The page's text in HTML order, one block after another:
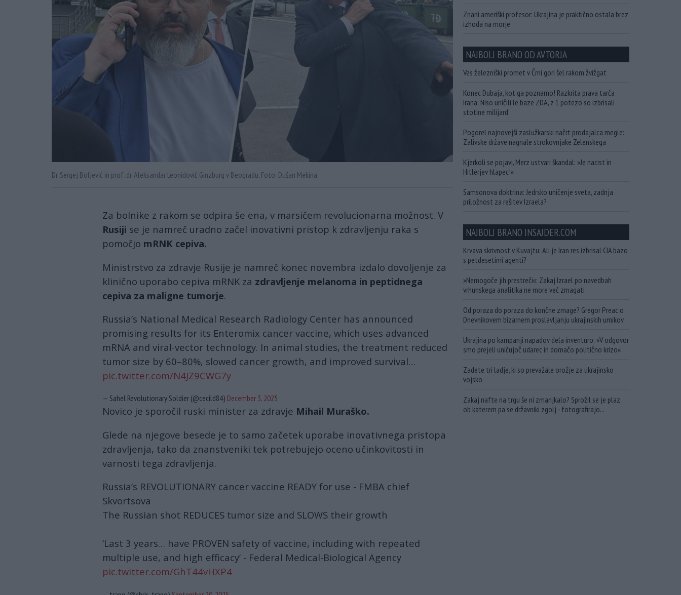
Dr. Sergej Boljević in prof. dr. Aleksandar Leonidovič Ginzburg v Beogradu. Foto: Dušan Mekina
Za bolnike z rakom se odpira še ena, v marsičem revolucionarna možnost. V
Rusiji se je namreč uradno začel inovativni pristop k zdravljenju raka s
pomočjo mRNK cepiva.
Ministrstvo za zdravje Rusije je namreč konec novembra izdalo dovoljenje za
klinično uporabo cepiva mRNK za zdravljenje melanoma in peptidnega
cepiva za maligne tumorje.
Russia’s National Medical Research Radiology Center has announced
promising results for its Enteromix cancer vaccine, which uses advanced
mRNA and viral-vector technology. In animal studies, the treatment reduced
tumor size by 60–80%, slowed cancer growth, and improved survival…
pic.twitter.com/N4JZ9CWG7y
— Sahel Revolutionary Soldier (@cecild84) December 3, 2025
Novico je sporočil ruski minister za zdravje Mihail Muraško.
Glede na njegove besede je to samo začetek uporabe inovativnega pristopa
zdravljenja, tako da znanstveniki tek potrebujejo oceno učinkovitosti in
varnosti tega zdravljenja.
Russia’s REVOLUTIONARY cancer vaccine READY for use - FMBA chief
Skvortsova
The Russian shot REDUCES tumor size and SLOWS their growth
‘Last 3 years… have PROVEN safety of vaccine, including with repeated
multiple use, and high efficacy’ - Federal Medical-Biological Agency
pic.twitter.com/GhT44vHXP4
Znani ameriški profesor: Ukrajina je praktično ostala brez
izhoda na morje
NAJBOLJ BRANO OD AVTORJA
Ves železniški promet v Črni gori šel rakom žvižgat
Konec Dubaja, kot ga poznamo! Razkrita prava tarča
Irana: Niso uničili le baze ZDA, z 1 potezo so izbrisali
stotine milijard
Pogorel najnovejši zaslužkarski načrt prodajalca megle:
Zalivske države nagnale strokovnjake Zelenskega
Kjerkoli se pojavi, Merz ustvari škandal: »Je nacist in
Hitlerjev hlapec!«
Samsonova doktrina: Jedrsko uničenje sveta, zadnja
priložnost za rešitev Izraela?
NAJBOLJ BRANO INSAJDER.COM
Krvava skrivnost v Kuvajtu: Ali je Iran res izbrisal CIA bazo
s petdesetimi agenti?
»Nemogoče jih prestreči«: Zakaj Izrael po navedbah
vrhunskega analitika ne more več zmagati
Od poraza do poraza do končne zmage? Gregor Preac o
Dnevnikovem bizarnem proslavljanju ukrajinskih umikov
Ukrajina po kampanji napadov dela inventuro: »V odgovor
smo prejeli uničujoč udarec in domačo politično krizo«
Zadete tri ladje, ki so prevažale orožje za ukrajinsko
vojsko
Zakaj nafte na trgu še ni zmanjkalo? Sprožil se je plaz,
ob katerem pa se državniki zgolj - fotografirajo...